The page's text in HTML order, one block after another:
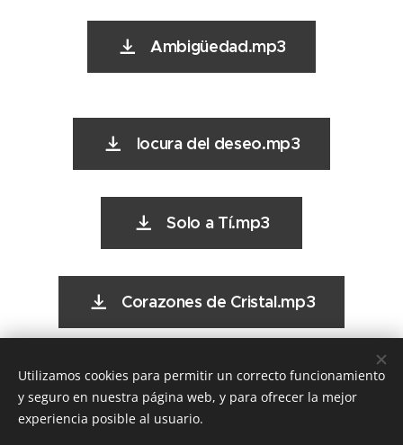
Ambigüedad.mp3
locura del deseo.mp3
Solo a Tí.mp3
Corazones de Cristal.mp3
No Estás Solo.mp3
Utilizamos cookies para permitir un correcto funcionamiento
y seguro en nuestra página web, y para ofrecer la mejor
experiencia posible al usuario.